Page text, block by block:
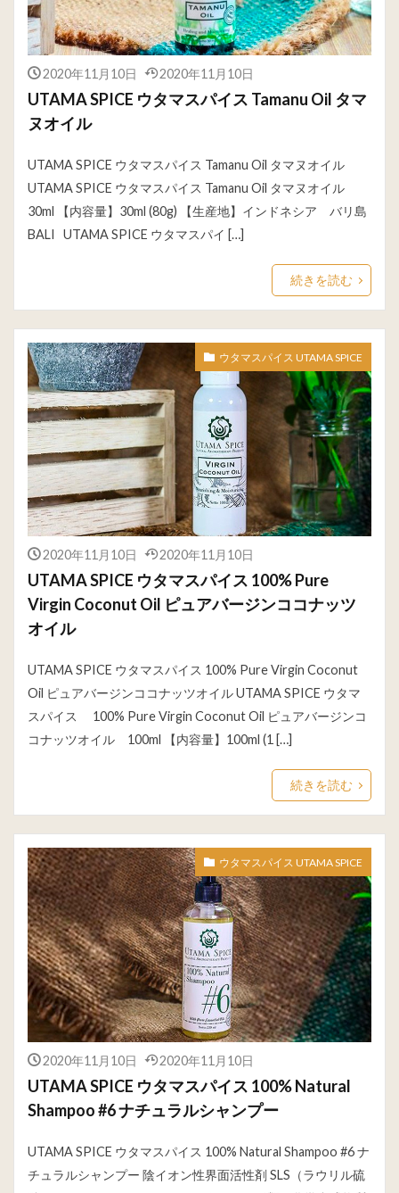
2020年11月10日 2020年11月10日
UTAMA SPICE ウタマスパイス Tamanu Oil タマ
ヌオイル
UTAMA SPICE ウタマスパイス Tamanu Oil タマヌオイル
UTAMA SPICE ウタマスパイス Tamanu Oil タマヌオイル
30ml 【内容量】30ml (80g) 【生産地】インドネシア バリ島
BALI UTAMA SPICE ウタマスパイ […]
続きを読む
ウタマスパイス UTAMA SPICE
2020年11月10日 2020年11月10日
UTAMA SPICE ウタマスパイス 100% Pure
Virgin Coconut Oil ピュアバージンココナッツ
オイル
UTAMA SPICE ウタマスパイス 100% Pure Virgin Coconut
Oil ピュアバージンココナッツオイル UTAMA SPICE ウタマ
スパイス 100% Pure Virgin Coconut Oil ピュアバージンコ
コナッツオイル 100ml 【内容量】100ml (1 […]
続きを読む
ウタマスパイス UTAMA SPICE
2020年11月10日 2020年11月10日
UTAMA SPICE ウタマスパイス 100% Natural
Shampoo #6 ナチュラルシャンプー
UTAMA SPICE ウタマスパイス 100% Natural Shampoo #6 ナ
チュラルシャンプー 陰イオン性界面活性剤 SLS（ラウリル硫